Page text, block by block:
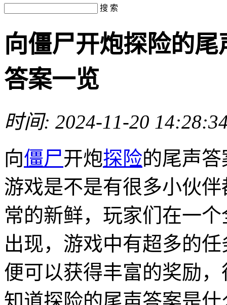
搜 索
向僵尸开炮探险的
答案一览
时间: 2024-11-20
向僵尸开炮探险的尾声
游戏是不是有很多小伙
常的新鲜，玩家们在一
出现，游戏中有超多的
便可以获得丰富的奖励
知道探险的尾声答案是